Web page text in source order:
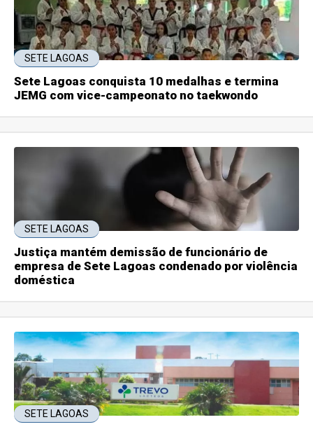
SETE LAGOAS
Sete Lagoas conquista 10 medalhas e termina
JEMG com vice-campeonato no taekwondo
SETE LAGOAS
Justiça mantém demissão de funcionário de
empresa de Sete Lagoas condenado por violência
doméstica
SETE LAGOAS